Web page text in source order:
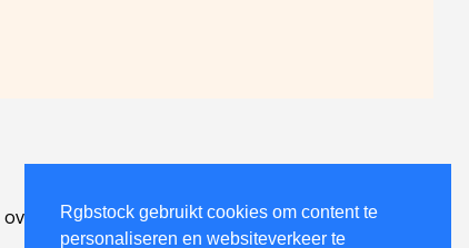
Rgbstock gebruikt cookies om content te
personaliseren en websiteverkeer te
over